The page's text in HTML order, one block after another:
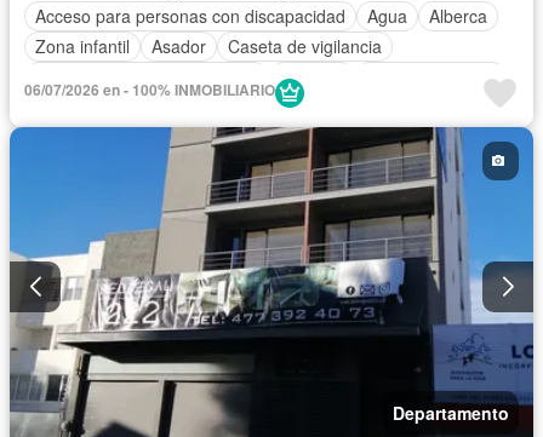
Acceso para personas con discapacidad
Agua
Alberca
Zona infantil
Asador
Caseta de vigilancia
Cisterna
Cocina equipada
Cuarto de servicio
Elevador Estacionamiento
Gas natural
Internet Jardín
Recámara con closet
Sala polivalente Seguridad
Televisión por cable
Vista panorámica Wifi
Zonas verdes
Permite niños
Solo familias Completamente amueblado
06/07/2026 en - 100% INMOBILIARIO
Departamento